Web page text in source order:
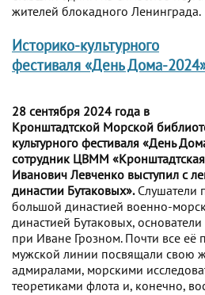
жителей блокадного Ленинграда.
Историко-культурного
фестиваля «День Дома-
28 сентября 2024 года в
Кронштадтской Морской
культурного фестиваля «День
сотрудник ЦВММ «Кронштадтская
Иванович Левченко выступил с
династии Бутаковых».Слушатели
большой династией военно-
династией Бутаковых,
при Иване Грозном. Почти все её
мужской линии посвящали свою
адмиралами, морскими
теоретиками флота и, конечно,